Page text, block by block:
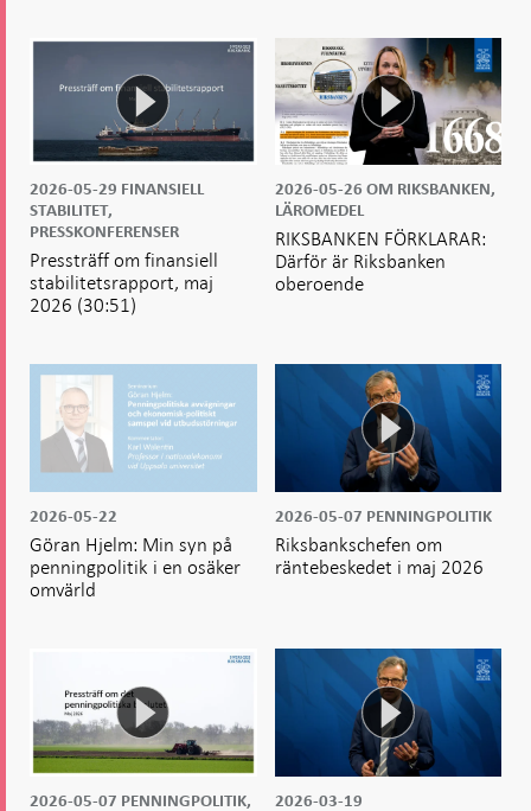
2026-05-29 FINANSIELL
STABILITET,
PRESSKONFERENSER
Pressträff om finansiell
stabilitetsrapport, maj
2026 (30:51)
2026-05-26 OM RIKSBANKEN,
LÄROMEDEL
RIKSBANKEN FÖRKLARAR:
Därför är Riksbanken
oberoende
2026-05-22
Göran Hjelm: Min syn på
penningpolitik i en osäker
omvärld
2026-05-07 PENNINGPOLITIK
Riksbankschefen om
räntebeskedet i maj 2026
2026-05-07 PENNINGPOLITIK,
2026-03-19